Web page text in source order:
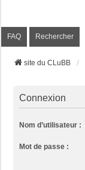
FAQ Rechercher
site du CLuBB
Connexion
Nom d’utilisateur :
Mot de passe :